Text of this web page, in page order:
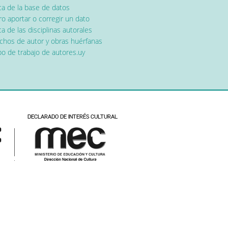
de la base de datos
aportar o corregir un dato
de las disciplinas autorales
de autor y obras huérfanas
de trabajo de autores.uy